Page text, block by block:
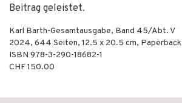
Beitrag geleistet.
Karl Barth-Gesamtausgabe, Band 45/Abt. V
2024, 644 Seiten, 12.5 x 20.5 cm, Paperback
ISBN 978-3-290-18682-1
CHF 150.00